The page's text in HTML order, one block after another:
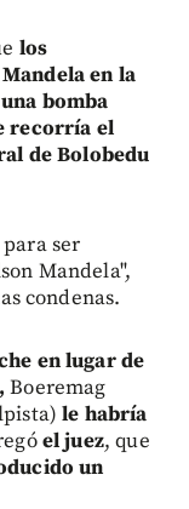
los
en la
bomba
recorría el
de Bolobedu
ser
Mandela",
condenas.
en lugar de
Boeremag
le habría
el juez, que
un